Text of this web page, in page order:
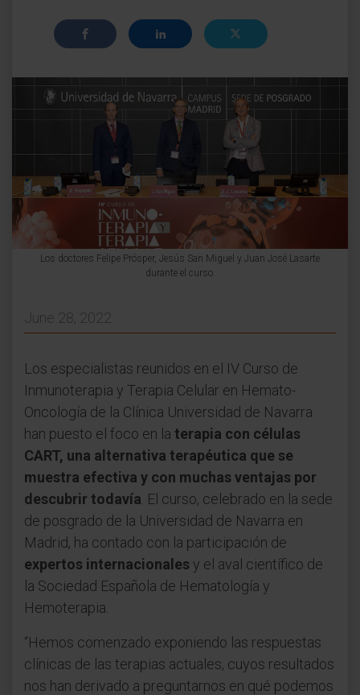
Los doctores Felipe Prósper, Jesús San Miguel y Juan José Lasarte
durante el curso.
June 28, 2022
Los especialistas reunidos en el IV Curso de
Inmunoterapia y Terapia Celular en Hemato-
Oncología de la Clínica Universidad de Navarra
han puesto el foco en la terapia con células
CART, una alternativa terapéutica que se
muestra efectiva y con muchas ventajas por
descubrir todavía . El curso, celebrado en la sede
de posgrado de la Universidad de Navarra en
Madrid, ha contado con la participación de
expertos internacionales y el aval científico de
la Sociedad Española de Hematología y
Hemoterapia.
“Hemos comenzado exponiendo las respuestas
clínicas de las terapias actuales, cuyos resultados
nos han derivado a preguntarnos en qué podemos